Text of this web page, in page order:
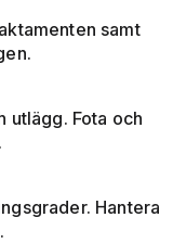
samt
utlägg. Fota och
Hantera